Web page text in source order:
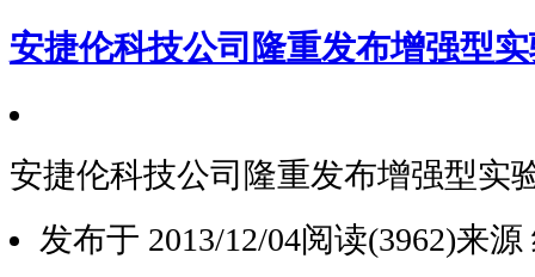
安捷伦科技公司隆重发布增强型
安捷伦科技公司隆重发布增强型实
发布于 2013/12/04阅读(3962)来源